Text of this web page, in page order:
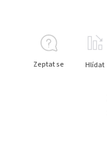
Zeptat se Hlídat